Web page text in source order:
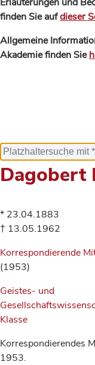
finden Sie aufdieser
Allgemeine
Akademie finden Sie
Dagobert
* 23.04.1883
† 13.05.1962
Korrespondierende
(1953)
Geistes- und
Klasse
Korrespondierendes
1953.